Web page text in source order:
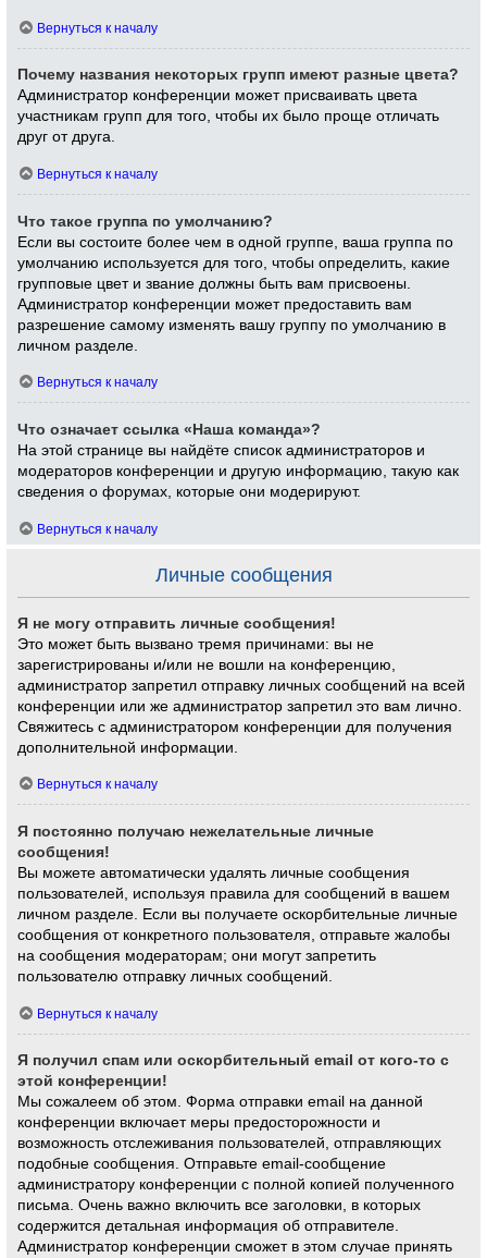
Вернуться к началу
Почему названия некоторых групп имеют разные цвета?
Администратор конференции может присваивать цвета
участникам групп для того, чтобы их было проще отличать
друг от друга.
Вернуться к началу
Что такое группа по умолчанию?
Если вы состоите более чем в одной группе, ваша группа по
умолчанию используется для того, чтобы определить, какие
групповые цвет и звание должны быть вам присвоены.
Администратор конференции может предоставить вам
разрешение самому изменять вашу группу по умолчанию в
личном разделе.
Вернуться к началу
Что означает ссылка «Наша команда»?
На этой странице вы найдёте список администраторов и
модераторов конференции и другую информацию, такую как
сведения о форумах, которые они модерируют.
Вернуться к началу
Личные сообщения
Я не могу отправить личные сообщения!
Это может быть вызвано тремя причинами: вы не
зарегистрированы и/или не вошли на конференцию,
администратор запретил отправку личных сообщений на всей
конференции или же администратор запретил это вам лично.
Свяжитесь с администратором конференции для получения
дополнительной информации.
Вернуться к началу
Я постоянно получаю нежелательные личные
сообщения!
Вы можете автоматически удалять личные сообщения
пользователей, используя правила для сообщений в вашем
личном разделе. Если вы получаете оскорбительные личные
сообщения от конкретного пользователя, отправьте жалобы
на сообщения модераторам; они могут запретить
пользователю отправку личных сообщений.
Вернуться к началу
Я получил спам или оскорбительный email от кого-то с
этой конференции!
Мы сожалеем об этом. Форма отправки email на данной
конференции включает меры предосторожности и
возможность отслеживания пользователей, отправляющих
подобные сообщения. Отправьте email-сообщение
администратору конференции с полной копией полученного
письма. Очень важно включить все заголовки, в которых
содержится детальная информация об отправителе.
Администратор конференции сможет в этом случае принять